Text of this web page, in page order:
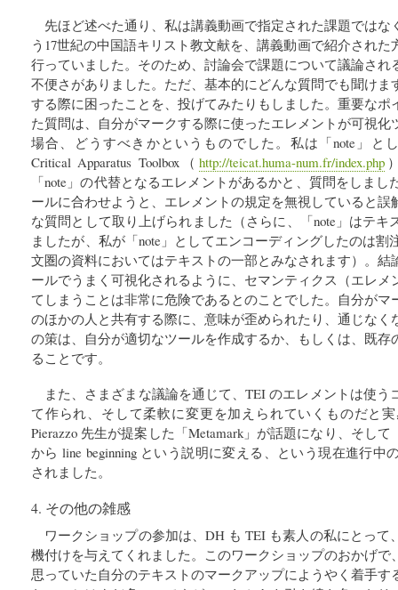
先ほど述べた通り、私は講義動画で指定された課題では
う17世紀の中国語キリスト教文献を、講義動画で紹介され
行っていました。そのため、討論会で課題について議論され
不便さがありました。ただ、基本的にどんな質問でも聞けま
する際に困ったことを、投げてみたりもしました。重要なポ
た質問は、自分がマークする際に使ったエレメントが可視
場合、どうすべきかというものでした。私は「note」と
Critical Apparatus Toolbox（ http://teicat.huma-num.fr/index.php
「note」の代替となるエレメントがあるかと、質問をしま
ールに合わせようと、エレメントの規定を無視していると
な質問として取り上げられました（さらに、「note」はテキ
ましたが、私が「note」としてエンコーディングしたのは
文圏の資料においてはテキストの一部とみなされます）。結
ールでうまく可視化されるように、セマンティクス（エレ
てしまうことは非常に危険であるとのことでした。自分がマ
のほかの人と共有する際に、意味が歪められたり、通じなく
の策は、自分が適切なツールを作成するか、もしくは、既存
ることです。
また、さまざまな議論を通じて、TEI のエレメントは使
て作られ、そして柔軟に変更を加えられていくものだと
Pierazzo 先生が提案した「Metamark」が話題になり、そして
から line beginning という説明に変える、という現在進行中
されました。
4. その他の雑感
ワークショップの参加は、DH も TEI も素人の私にとって
機付けを与えてくれました。このワークショップのおかげで
思っていた自分のテキストのマークアップにようやく着手す